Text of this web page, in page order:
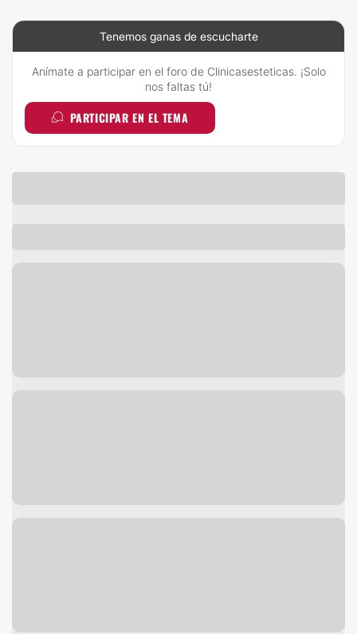
Tenemos ganas de escucharte
Anímate a participar en el foro de Clinicasesteticas. ¡Solo
nos faltas tú!
PARTICIPAR EN EL TEMA